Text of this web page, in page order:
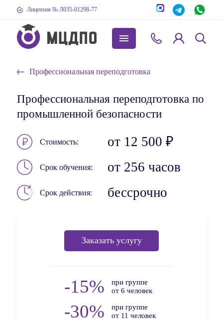
Лицензия № Л035-01298-77
Профессиональная переподготовка
Профессиональная переподготовка по
промышленной безопасности
Стоимость от 12 500 ₽
Срок обучения от 256 часов
Срок действия бессрочно
Заказать услугу
-15%
при группе
от 6 человек
-30%
при группе
от 11 человек